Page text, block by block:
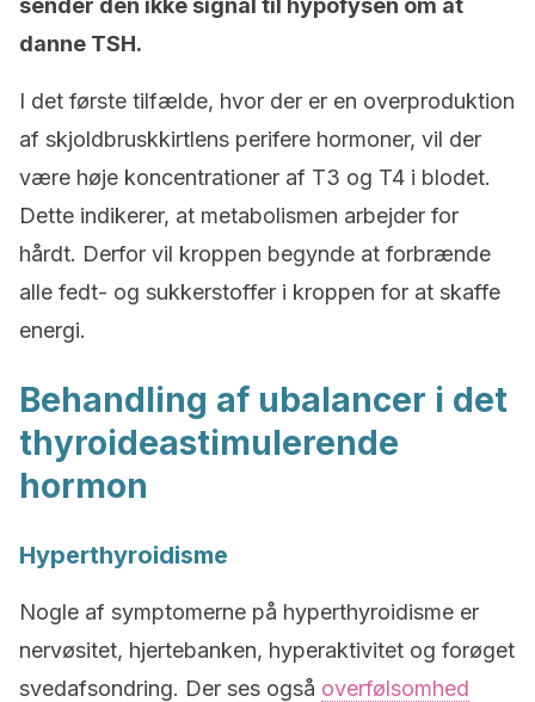
sender den ikke signal til hypofysen om at
danne TSH.
I det første tilfælde, hvor der er en overproduktion
af skjoldbruskkirtlens perifere hormoner, vil der
være høje koncentrationer af T3 og T4 i blodet.
Dette indikerer, at metabolismen arbejder for
hårdt. Derfor vil kroppen begynde at forbrænde
alle fedt- og sukkerstoffer i kroppen for at skaffe
energi.
Behandling af ubalancer i det
thyroideastimulerende
hormon
Hyperthyroidisme
Nogle af symptomerne på hyperthyroidisme er
nervøsitet, hjertebanken, hyperaktivitet og forøget
svedafsondring. Der ses også overfølsomhed